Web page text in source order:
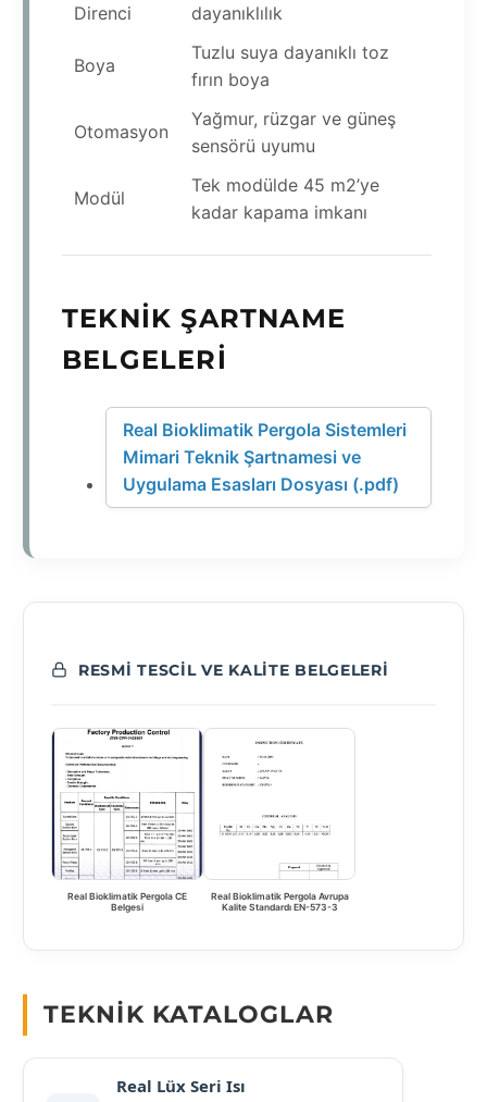
Direnci
dayanıklılık
Boya
Tuzlu suya dayanıklı toz
fırın boya
Otomasyon
Yağmur, rüzgar ve güneş
sensörü uyumu
Modül
Tek modülde 45 m2’ye
kadar kapama imkanı
TEKNIK ŞARTNAME
BELGELERI
Real Bioklimatik Pergola Sistemleri
Mimari Teknik Şartnamesi ve
Uygulama Esasları Dosyası (.pdf)
RESMI TESCIL VE KALITE BELGELERI
Real Bioklimatik Pergola CE
Belgesi
Real Bioklimatik Pergola Avrupa
Kalite Standardı EN-573-3
TEKNIK KATALOGLAR
Real Lüx Seri Isı